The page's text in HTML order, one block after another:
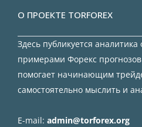
О ПРОЕКТЕ TORFOREX
Здесь публикуется
примерами Форекс
помогает начинающим
самостоятельно мыслить и
E-mail: admin@torforex.org